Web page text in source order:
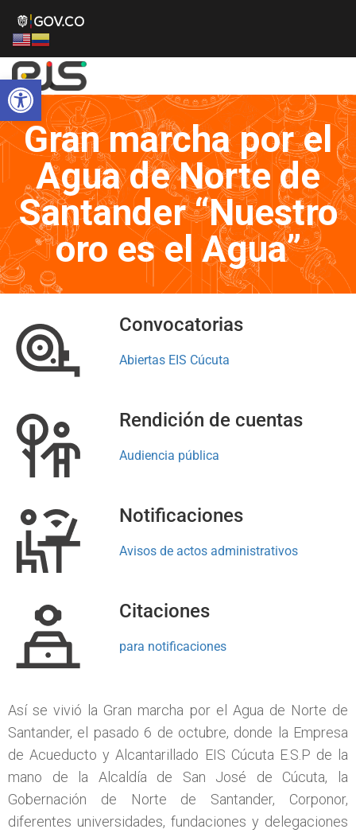
Abrir barra de herramientas
Gran marcha por el
Agua de Norte de
Santander “Nuestro
oro es el Agua”
Convocatorias
Abiertas EIS Cúcuta
Rendición de cuentas
Audiencia pública
Notificaciones
Avisos de actos administrativos
Citaciones
para notificaciones
Así se vivió la Gran marcha por el Agua de Norte de
Santander, el pasado 6 de octubre, donde la Empresa
de Acueducto y Alcantarillado EIS Cúcuta E.S.P de la
mano de la Alcaldía de San José de Cúcuta, la
Gobernación de Norte de Santander, Corponor,
diferentes universidades, fundaciones y delegaciones